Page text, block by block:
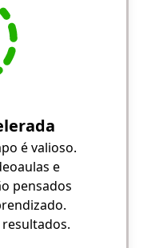
é valioso.
e
pensados